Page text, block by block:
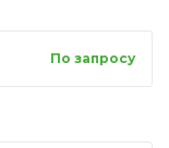
По запросу